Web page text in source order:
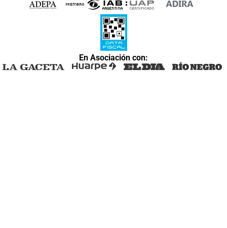
En Asociación con: